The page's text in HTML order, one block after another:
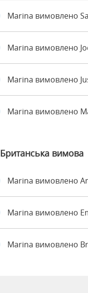
Marina вимовлено
Marina вимовлено
Marina вимовлено
Marina вимовлено
Британська вимова
Marina вимовлено
Marina вимовлено
Marina вимовлено